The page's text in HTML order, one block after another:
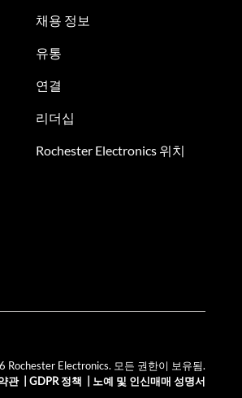
채용 정보
유통
연결
리더십
Rochester Electronics 위치
Rochester Electronics. 모든 권한이 보유됨.
관| GDPR 정책 노예 및 인신매매 성명서